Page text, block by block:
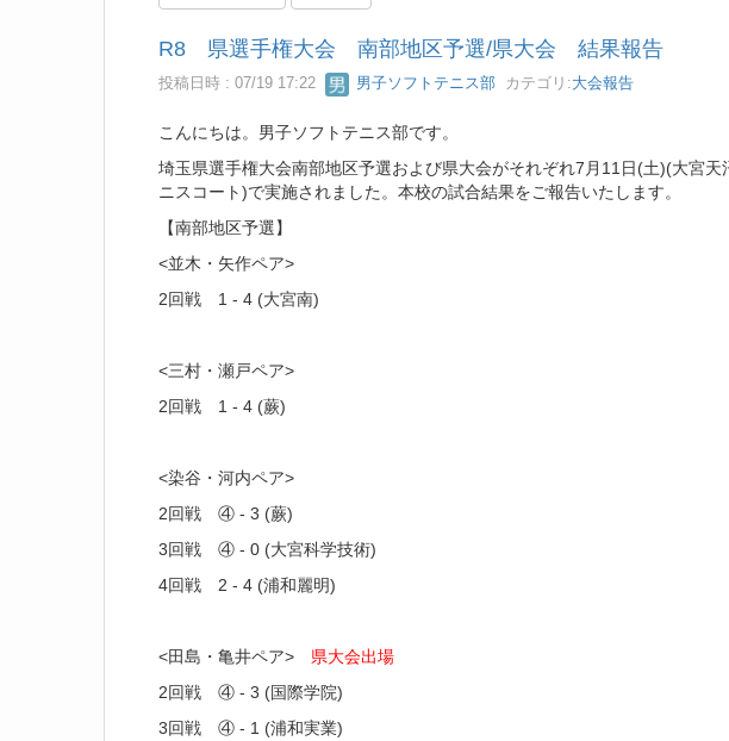
R8 県選手権大会 南部地区予選/県大会 結果報告
投稿日時 : 07/19 17:22 男子ソフトテニス部 カテゴリ:大会報告
こんにちは。男子ソフトテニス部です。
埼玉県選手権大会南部地区予選および県大会がそれぞれ7月11日(土)(大宮
ニスコート)で実施されました。本校の試合結果をご報告いたします。
【南部地区予選】
<並木・矢作ペア>
2回戦 1 - 4 (大宮南)
<三村・瀬戸ペア>
2回戦 1 - 4 (蕨)
<染谷・河内ペア>
2回戦 ④ - 3 (蕨)
3回戦 ④ - 0 (大宮科学技術)
4回戦 2 - 4 (浦和麗明)
<田島・亀井ペア> 県大会出場
2回戦 ④ - 3 (国際学院)
3回戦 ④ - 1 (浦和実業)